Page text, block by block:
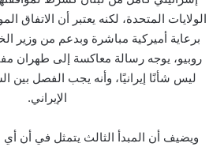
الولايات المتحدة، لكنه يعتبر أن الاتفاق
برعاية أميركية مباشرة وبدعم من وزير
روبيو، يوجه رسالة معاكسة إلى طهران
ليس شأنًا إيرانيًا، وأنه يجب الفصل بين
الإيراني.
ويضيف أن المبدأ الثالث يتمثل في أن